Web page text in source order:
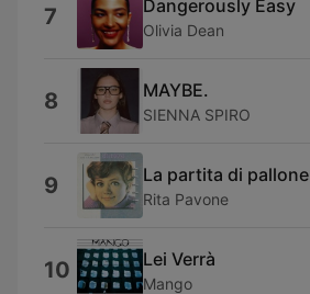
7 Dangerously Easy
Olivia Dean
8 MAYBE.
SIENNA SPIRO
9 La partita di pallone
Rita Pavone
10 Lei Verrà
Mango